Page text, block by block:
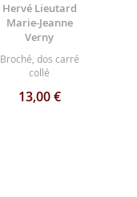
Hervé Lieutard
Marie-Jeanne
Verny
Broché, dos carré
collé
13,00 €